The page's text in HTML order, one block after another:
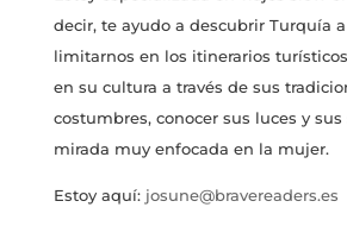
decir, te ayudo a descubrir Turquía
limitarnos en los itinerarios
en su cultura a través de sus
costumbres, conocer sus luces y
mirada muy enfocada en la mujer.
Estoy aquí: josune@bravereaders.es